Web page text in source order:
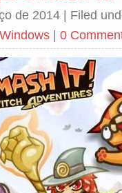
de 2014 | Filed
Windows | 0